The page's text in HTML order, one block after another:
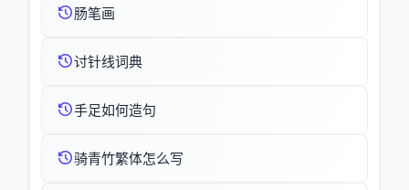
肠笔画
讨针线词典
手足如何造句
骑青竹繁体怎么写